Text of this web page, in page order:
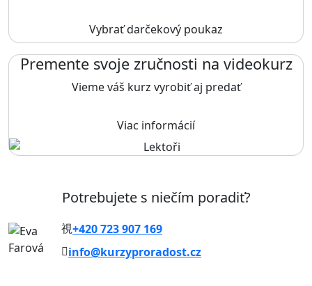
Vybrať darčekový poukaz
Premente svoje zručnosti na videokurz
Vieme váš kurz vyrobiť aj predať
Viac informácií
Potrebujete s niečím poradiť?
+420 723 907 169
info@kurzyproradost.cz